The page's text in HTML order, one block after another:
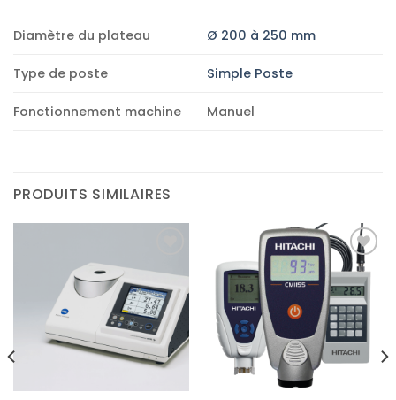
Diamètre du plateau Ø 200 à 250 mm
Type de poste Simple Poste
Fonctionnement machine Manuel
PRODUITS SIMILAIRES
Ajouter
à la liste
d’envies
Ajouter
à la liste
d’envies